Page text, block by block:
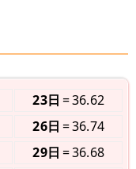
23日
36.62
26日
36.74
29日
36.68